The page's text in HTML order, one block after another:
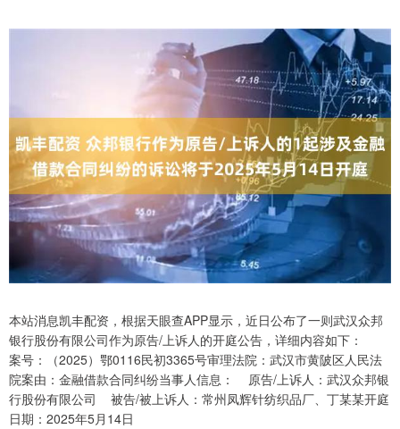
本站消息凯丰配资，根据天眼查APP显示，近日公布了一则武汉众邦
银行股份有限公司作为原告/上诉人的开庭公告，详细内容如下：
案号：（2025）鄂0116民初3365号审理法院：武汉市黄陂区人民法
院案由：金融借款合同纠纷当事人信息： 原告/上诉人：武汉众邦银
行股份有限公司 被告/被上诉人：常州凤辉针纺织品厂、丁某某开庭
日期：2025年5月14日